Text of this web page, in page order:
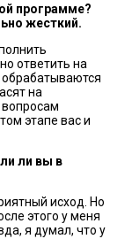
программе?
жесткий.
ответить на
обрабатываются
на
этапе вас и
ли вы в
исход. Но
этого у меня
я думал, что у